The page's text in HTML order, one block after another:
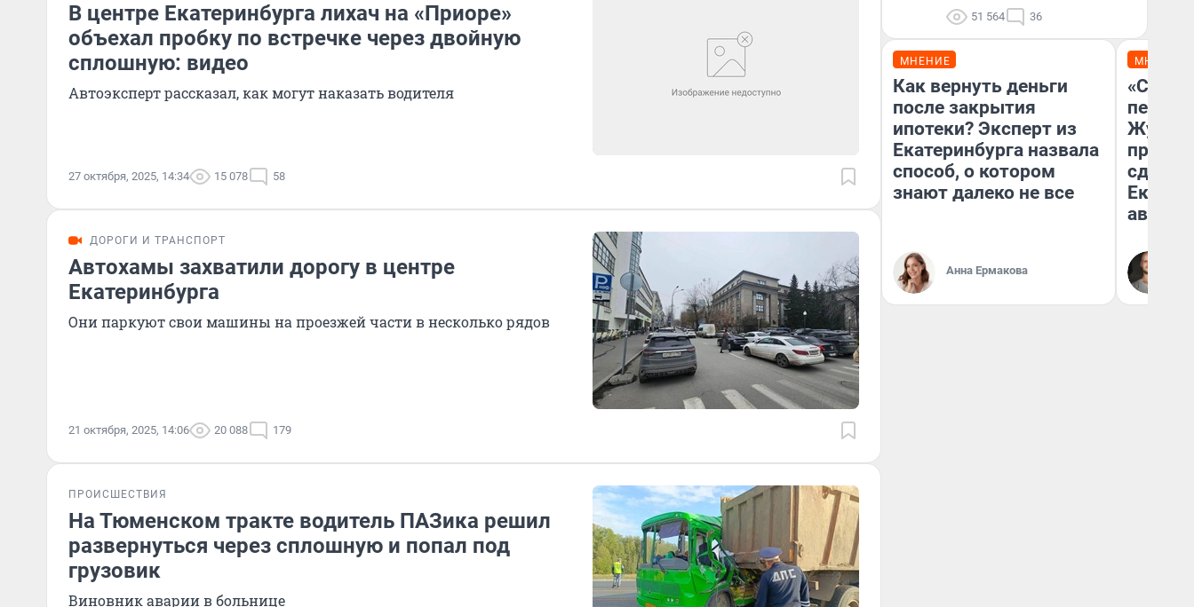
В центре Екатеринбурга лихач на «Приоре»
объехал пробку по встречке через двойную
сплошную: видео
Автоэксперт рассказал, как могут наказать водителя
27 октября, 2025, 14:34 15 078 58
ДОРОГИ И ТРАНСПОРТ
Автохамы захватили дорогу в центре
Екатеринбурга
Они паркуют свои машины на проезжей части в несколько рядов
21 октября, 2025, 14:06 20 088 179
ПРОИСШЕСТВИЯ
На Тюменском тракте водитель ПАЗика решил
развернуться через сплошную и попал под
грузовик
Виновник аварии в больнице
51 564 36
МНЕНИЕ
Как вернуть деньги
после закрытия
ипотеки? Эксперт из
Екатеринбурга назвала
способ, о котором
знают далеко не все
Анна Ермакова
МНЕНИЕ
августа